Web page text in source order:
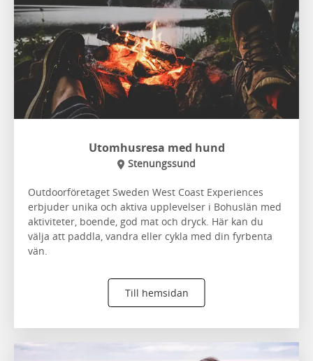
Utomhusresa med hund
Stenungssund
Outdoorföretaget Sweden West Coast Experiences
erbjuder unika och aktiva upplevelser i Bohuslän med
aktiviteter, boende, god mat och dryck. Här kan du
välja att paddla, vandra eller cykla med din fyrbenta
vän.
Till hemsidan